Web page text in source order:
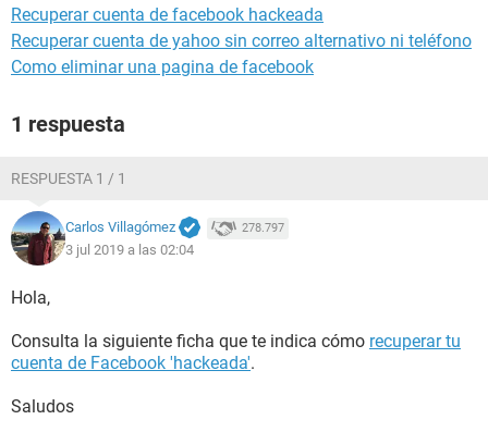
Recuperar cuenta de facebook hackeada
Recuperar cuenta de yahoo sin correo alternativo ni teléfono
Como eliminar una pagina de facebook
1 respuesta
RESPUESTA 1 / 1
Carlos Villagómez 278.797
3 jul 2019 a las 02:04
Hola,
Consulta la siguiente ficha que te indica cómo recuperar tu
cuenta de Facebook 'hackeada'.
Saludos